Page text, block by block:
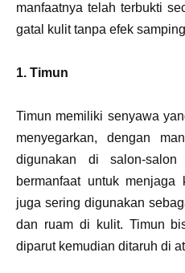
manfaatnya telah terbukti
gatal kulit tanpa efek
1. Timun
Timun memiliki senyawa
menyegarkan, dengan
digunakan di salon-
bermanfaat untuk
juga sering digunakan
dan ruam di kulit. Timun
diparut kemudian ditaruh di